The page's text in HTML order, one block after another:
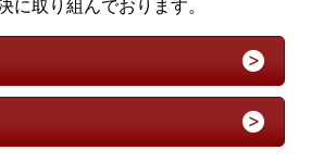
に取り組んでおります。